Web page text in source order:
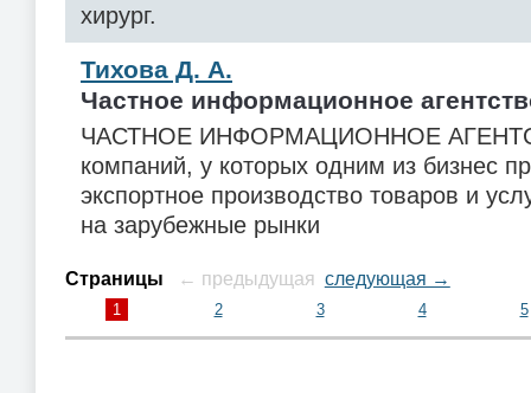
хирург.
Тихова Д. А.
Частное информационное
ЧАСТНОЕ ИНФОРМАЦИОННОЕ
компаний, у которых одним из бизнес
экспортное производство товаров и
на зарубежные рынки
Страницы ← предыдущая следующая →
1 2 3 4 5